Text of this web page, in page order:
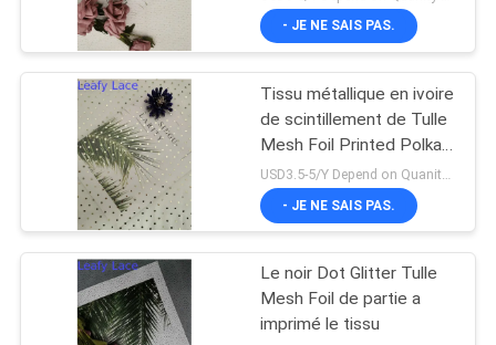
Tissu de dentelle de
bout droit
Tulle Mesh Fabric
- JE NE SAIS PAS.
Tissu métallique en ivoire
de scintillement de Tulle
Mesh Foil Printed Polka
Dot
USD3.5-5/Y Depend on Quanity MOQ:10yards
- JE NE SAIS PAS.
Le noir Dot Glitter Tulle
Mesh Foil de partie a
imprimé le tissu